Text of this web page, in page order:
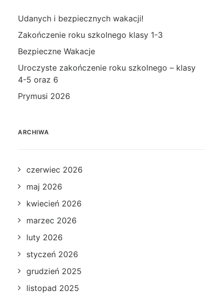
Udanych i bezpiecznych wakacji!
Zakończenie roku szkolnego klasy 1-3
Bezpieczne Wakacje
Uroczyste zakończenie roku szkolnego – klasy
4-5 oraz 6
Prymusi 2026
ARCHIWA
czerwiec 2026
maj 2026
kwiecień 2026
marzec 2026
luty 2026
styczeń 2026
grudzień 2025
listopad 2025